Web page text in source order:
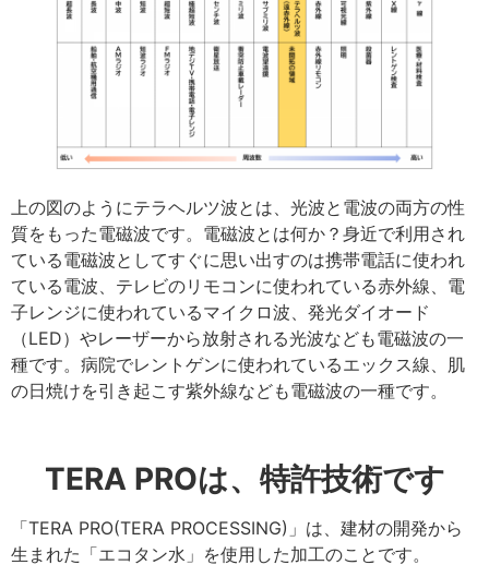
上の図のようにテラヘルツ波とは、光波と電波の両方の性
質をもった電磁波です。電磁波とは何か？身近で利用され
ている電磁波としてすぐに思い出すのは携帯電話に使われ
ている電波、テレビのリモコンに使われている赤外線、電
子レンジに使われているマイクロ波、発光ダイオード
（LED）やレーザーから放射される光波なども電磁波の一
種です。病院でレントゲンに使われているエックス線、肌
の日焼けを引き起こす紫外線なども電磁波の一種です。
TERA PROは、特許技術です
「TERA PRO(TERA PROCESSING)」は、建材の開発から
生まれた「エコタン水」を使用した加工のことです。